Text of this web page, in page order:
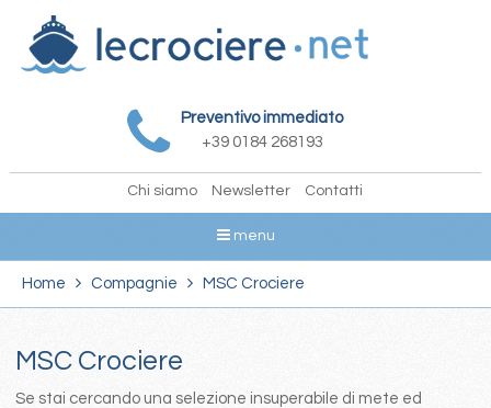
Preventivo immediato
+39 0184 268193
Chi siamo Newsletter Contatti
menu
Home Compagnie MSC Crociere
MSC Crociere
Se stai cercando una selezione insuperabile di mete ed